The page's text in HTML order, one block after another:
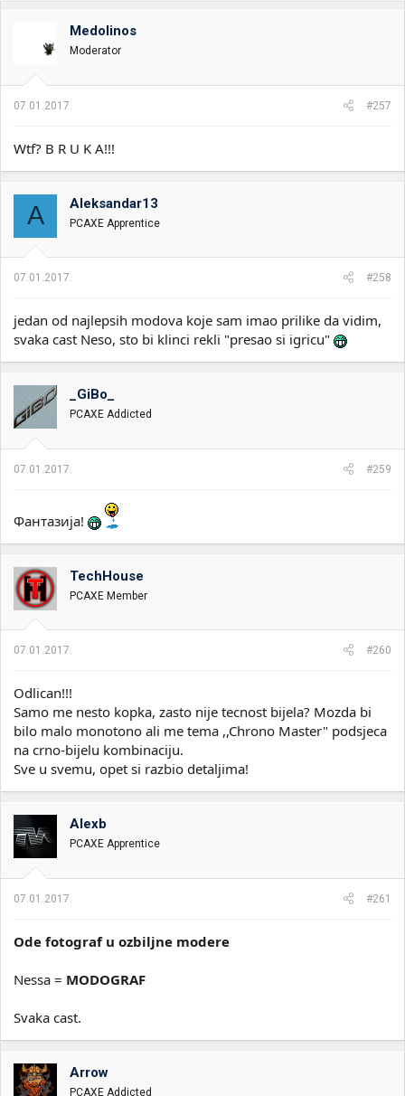
Medolinos
Moderator
07.01.2017. #257
Wtf? B R U K A!!!
A Aleksandar13
PCAXE Apprentice
07.01.2017. #258
jedan od najlepsih modova koje sam imao prilike da vidim,
svaka cast Neso, sto bi klinci rekli "presao si igricu"
_GiBo_
PCAXE Addicted
07.01.2017. #259
Фантазија!
TechHouse
PCAXE Member
07.01.2017. #260
Odlican!!!
Samo me nesto kopka, zasto nije tecnost bijela? Mozda bi
bilo malo monotono ali me tema ,,Chrono Master" podsjeca
na crno-bijelu kombinaciju.
Sve u svemu, opet si razbio detaljima!
Alexb
PCAXE Apprentice
07.01.2017. #261
Ode fotograf u ozbiljne modere
Nessa = MODOGRAF
Svaka cast.
Arrow
PCAXE Addicted